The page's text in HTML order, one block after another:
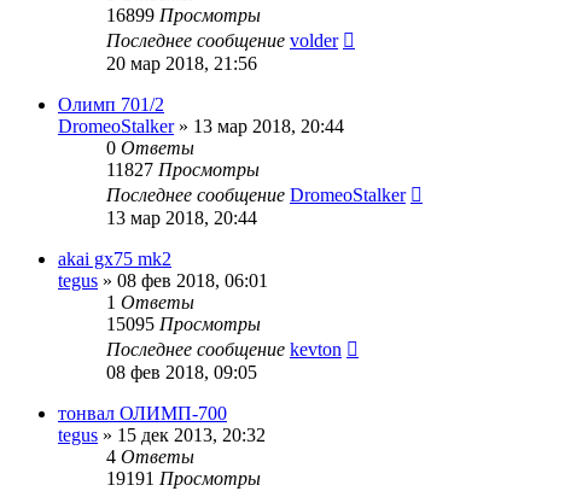
16899 Просмотры
Последнее сообщение volder
20 мар 2018, 21:56
Олимп 701/2
DromeoStalker» 13 мар 2018, 20:44
0 Ответы
11827 Просмотры
Последнее сообщение DromeoStalker
13 мар 2018, 20:44
akai gx75 mk2
tegus » 08 фев 2018, 06:01
1 Ответы
15095 Просмотры
Последнее сообщение kevton
08 фев 2018, 09:05
тонвал ОЛИМП-700
tegus » 15 дек 2013, 20:32
4 Ответы
19191 Просмотры